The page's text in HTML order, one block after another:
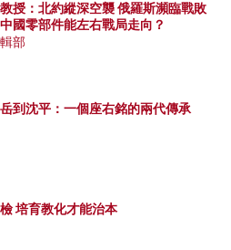
授：北約縱深空襲 俄羅斯瀕臨戰敗
國零部件能左右戰局走向？
部
到沈平：一個座右銘的兩代傳承
培育教化才能治本